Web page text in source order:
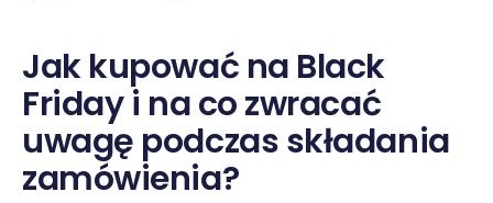
Jak kupować na Black
Friday i na co zwracać
uwagę podczas składania
zamówienia?